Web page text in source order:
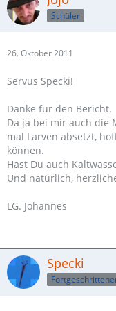
.
.
.
.
Habe heute schon 3
entdeckt!
Schüler
26. Oktober 2011
Servus Specki!
Danke für den Bericht.
Da ja bei mir auch die
mal Larven absetzt,
können.
Hast Du auch
Und natürlich,
LG. Johannes
Specki